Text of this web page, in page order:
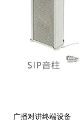
广播对讲终端设备